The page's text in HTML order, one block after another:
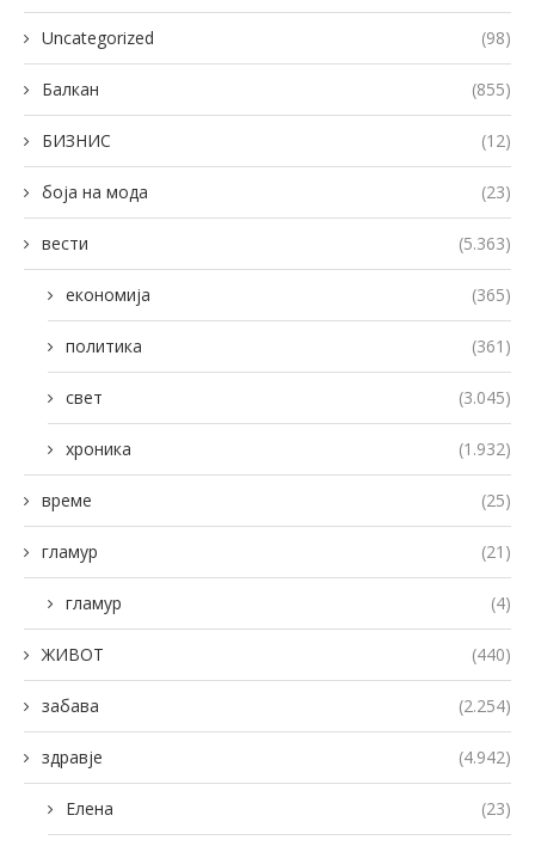
Uncategorized (98)
Балкан (855)
БИЗНИС (12)
боја на мода (23)
вести (5.363)
економија (365)
политика (361)
свет (3.045)
хроника (1.932)
време (25)
гламур (21)
гламур (4)
ЖИВОТ (440)
забава (2.254)
здравје (4.942)
Елена (23)